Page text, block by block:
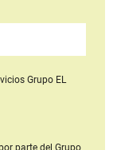
Grupo EL
parte del Grupo